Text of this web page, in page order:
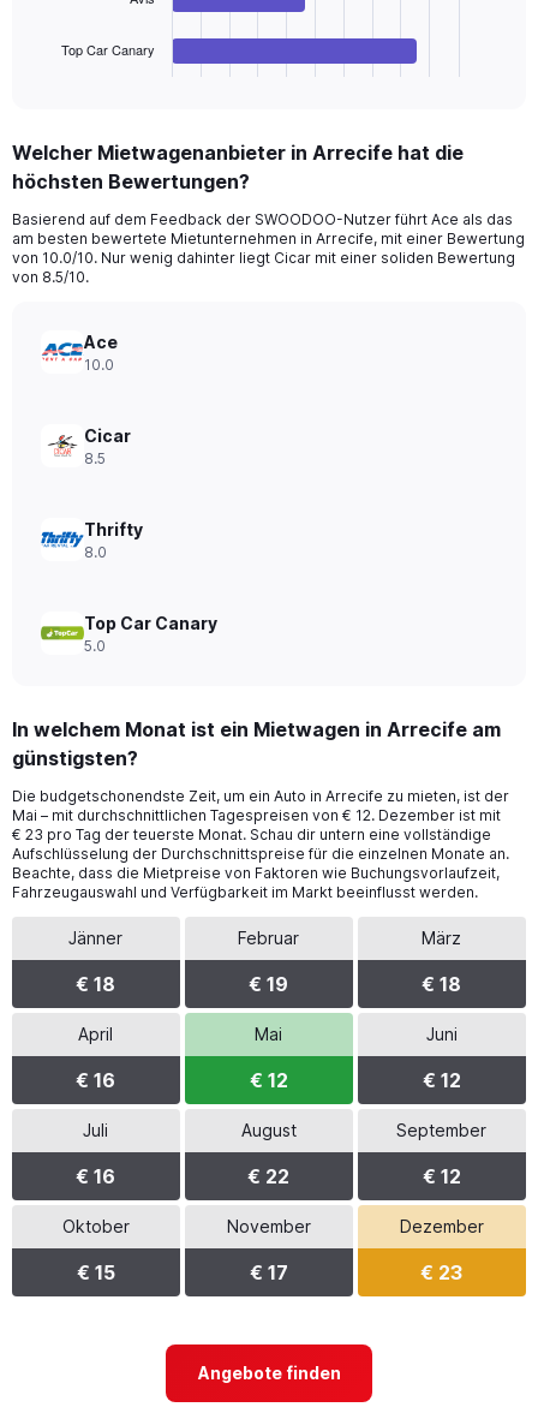
Range:
4
The
chart
has
axis
displaying
Top Car Canary
Welcher Mietwagenanbieter in Arrecife hat die
höchsten Bewertungen?
Basierend auf dem Feedback der SWOODOO-Nutzer führt Ace als das
am besten bewertete Mietunternehmen in Arrecife, mit einer Bewertung
von 10.0/10. Nur wenig dahinter liegt Cicar mit einer soliden Bewertung
von 8.5/10.
Ace
10.0
Cicar
8.5
Thrifty
8.0
Top Car Canary
5.0
In welchem Monat ist ein Mietwagen in Arrecife am
günstigsten?
Die budgetschonendste Zeit, um ein Auto in Arrecife zu mieten, ist der
Mai – mit durchschnittlichen Tagespreisen von € 12. Dezember ist mit
€ 23 pro Tag der teuerste Monat. Schau dir untern eine vollständige
Aufschlüsselung der Durchschnittspreise für die einzelnen Monate an.
Beachte, dass die Mietpreise von Faktoren wie Buchungsvorlaufzeit,
Fahrzeugauswahl und Verfügbarkeit im Markt beeinflusst werden.
Jänner
€ 18
Februar
€ 19
März
€ 18
April
€ 16
Mai
€ 12
Juni
€ 12
Juli
€ 16
August
€ 22
September
€ 12
Oktober
€ 15
November
€ 17
Dezember
€ 23
Angebote finden